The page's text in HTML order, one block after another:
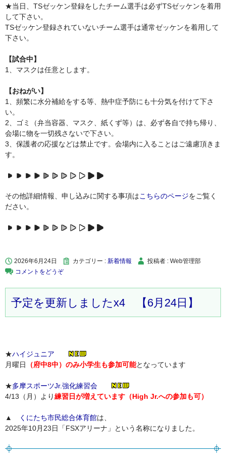
★当日、TSゼッケン登録をしたチーム選手は必ずTSゼッケンを着用
して下さい。
TSゼッケン登録されていないチーム選手は通常ゼッケンを着用して
下さい。
【試合中】
1、マスクは任意とします。
【おねがい】
1、頻繁に水分補給をする等、熱中症予防にも十分気を付けて下さ
い。
2、ゴミ（弁当容器、マスク、紙くず等）は、必ず各自で持ち帰り、
会場に物を一切残さないで下さい。
3、保護者の応援などは禁止です。会場内に入ることはご遠慮頂きま
す。
その他詳細情報、申し込みに関する事項はこちらのページをご覧く
ださい。
2026年6月24日 カテゴリー : 新着情報
投稿者 : Web管理部
コメントをどうぞ
予定を更新しましたx4 【6月24日】
★ハイジュニア
月曜日
（府中8中）のみ小学生も参加可能となっています
★多摩スポーツJr.強化練習会
4/13（月）より練習日が増えています（High Jr.への参加も可）
▲ くにたち市民総合体育館は、
2025年10月23日「FSXアリーナ」という名称になりました。